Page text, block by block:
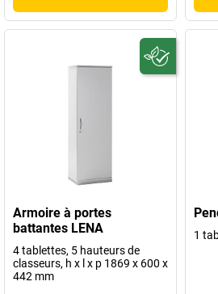
Armoire à portes
battantes LENA
4 tablettes, 5 hauteurs de
classeurs, h x l x p 1869 x 600 x
442 mm
1